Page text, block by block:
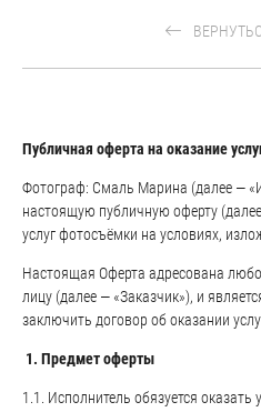
Публичная оферта на оказание
Фотограф: Смаль Марина (далее —
настоящую публичную оферту
услуг фотосъёмки на условиях,
Настоящая Оферта адресована
лицу (далее — «Заказчик»), и
заключить договор об оказании
1. Предмет оферты
1.1. Исполнитель обязуется